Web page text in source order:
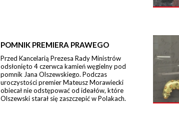
POMNIK PREMIERA PRAWEGO
Przed Kancelarią Prezesa Rady Ministrów
odsłonięto 4 czerwca kamień węgielny pod
pomnik Jana Olszewskiego. Podczas
uroczystości premier Mateusz Morawiecki
obiecał nie odstępować od ideałów, które
Olszewski starał się zaszczepić w Polakach.